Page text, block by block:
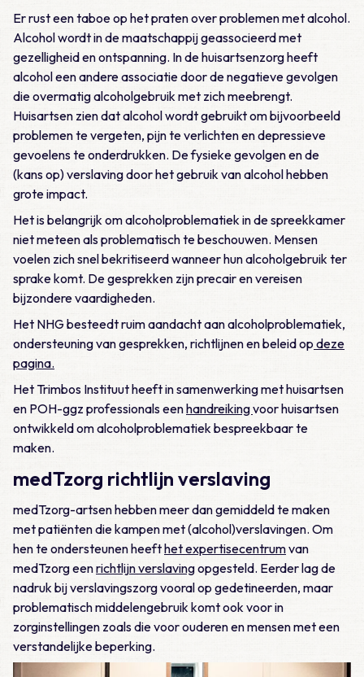
Er rust een taboe op het praten over problemen met alcohol.
Alcohol wordt in de maatschappij geassocieerd met
gezelligheid en ontspanning. In de huisartsenzorg heeft
alcohol een andere associatie door de negatieve gevolgen
die overmatig alcoholgebruik met zich meebrengt.
Huisartsen zien dat alcohol wordt gebruikt om bijvoorbeeld
problemen te vergeten, pijn te verlichten en depressieve
gevoelens te onderdrukken. De fysieke gevolgen en de
(kans op) verslaving door het gebruik van alcohol hebben
grote impact.
Het is belangrijk om alcoholproblematiek in de spreekkamer
niet meteen als problematisch te beschouwen. Mensen
voelen zich snel bekritiseerd wanneer hun alcoholgebruik ter
sprake komt. De gesprekken zijn precair en vereisen
bijzondere vaardigheden.
Het NHG besteedt ruim aandacht aan alcoholproblematiek,
ondersteuning van gesprekken, richtlijnen en beleid op deze
pagina.
Het Trimbos Instituut heeft in samenwerking met huisartsen
en POH-ggz professionals eenhandrei­kingvoor huisartsen
ontwikkeld om alcoholproblematiek bespreekbaar te
maken.
medTzorg richtlijn verslaving
medTzorg-artsen hebben meer dan gemiddeld te maken
met patiënten die kampen met (alcohol)verslavingen. Om
hen te ondersteunen heefthet expertisecentrumvan
medTzorg eenrichtlijn verslavingopgesteld. Eerder lag de
nadruk bij verslavingszorg vooral op gedetineerden, maar
problematisch middelengebruik komt ook voor in
zorginstellingen zoals die voor ouderen en mensen met een
verstandelijke beperking.